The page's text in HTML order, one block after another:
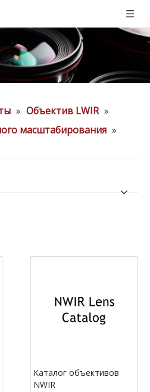
» Объектив LWIR »
масштабирования »
Каталог объективов
NWIR